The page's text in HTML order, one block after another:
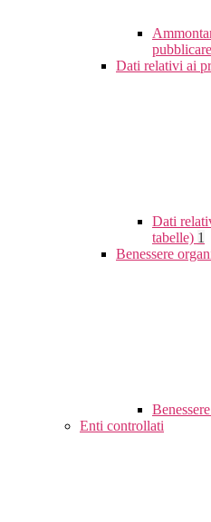
Dati relativi ai
Dati
tabelle) 1
Benessere
Enti controllati